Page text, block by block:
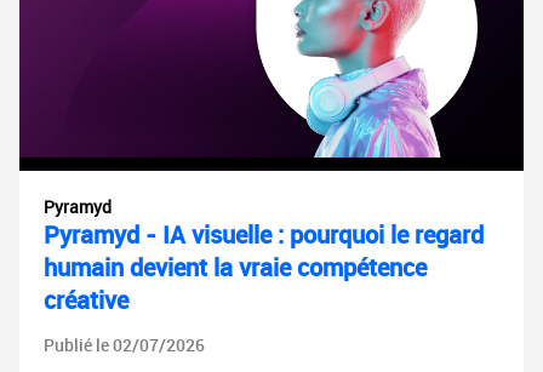
Pyramyd
Pyramyd - IA visuelle : pourquoi le regard
humain devient la vraie compétence
créative
Publié le 02/07/2026